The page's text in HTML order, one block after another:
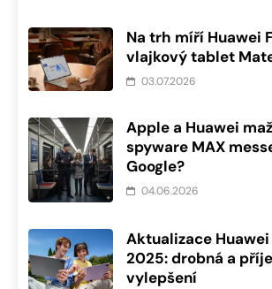
Na trh míří Huawei
vlajkový tablet
03.07.2026
Apple a Huawei
spyware MAX
Google?
04.06.2026
Aktualizace Huawei
2025: drobná a
vylepšení